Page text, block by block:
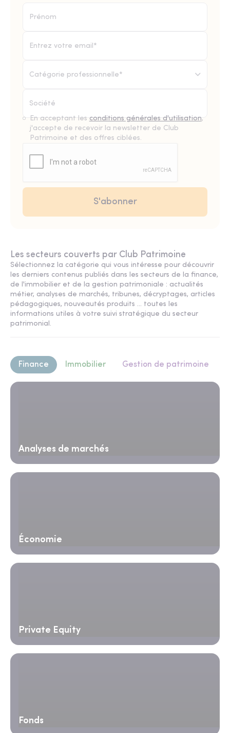
Catégorie professionnelle*
En acceptant les conditions générales d'utilisation,
j'accepte de recevoir la newsletter de Club
Patrimoine et des offres ciblées.
Les secteurs couverts par Club Patrimoine
Sélectionnez la catégorie qui vous intéresse pour découvrir
les derniers contenus publiés dans les secteurs de la finance,
de l'immobilier et de la gestion patrimoniale : actualités
métier, analyses de marchés, tribunes, décryptages, articles
pédagogiques, nouveautés produits ... toutes les
informations utiles à votre suivi stratégique du secteur
patrimonial.
Finance Immobilier Gestion de patrimoine
Analyses de marchés
Économie
Private Equity
Fonds